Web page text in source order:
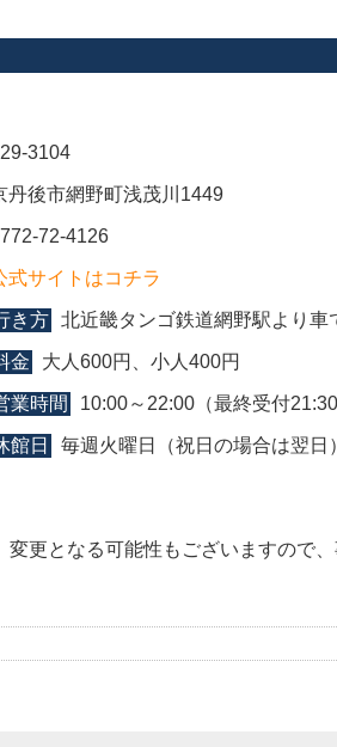
3104
丹後市網野町浅茂川1449
72-4126
式サイトはコチラ
き方 北近畿タンゴ鉄道網野駅より車
金 大人600円、小人400円
業時間 10:00～22:00（最終受付21:30
館日 毎週火曜日（祝日の場合は翌日）
更となる可能性もございますので